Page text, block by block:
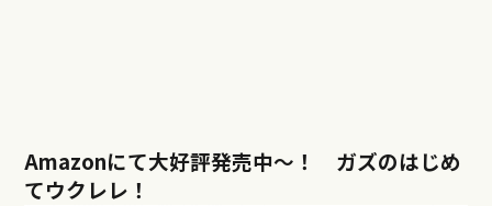
Amazonにて大好評発売中〜！ ガズのはじめ
てウクレレ！